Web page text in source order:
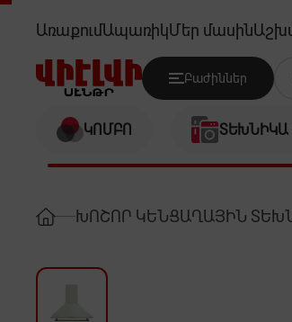
SIMFER 8665SM
ԱռաքումԱպառիկՄեր մասին
Բաժիններ
ԿՈՄԲՈ ՏԵԽՆԻԿԱ
ԽՈՇՈՐ ԿԵՆՑԱՂԱՅԻՆ